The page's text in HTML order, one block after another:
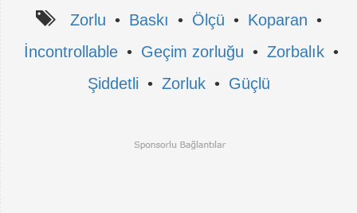
Zorlu • Baskı • Ölçü • Koparan •
İncontrollable • Geçim zorluğu • Zorbalık •
Şiddetli • Zorluk • Güçlü